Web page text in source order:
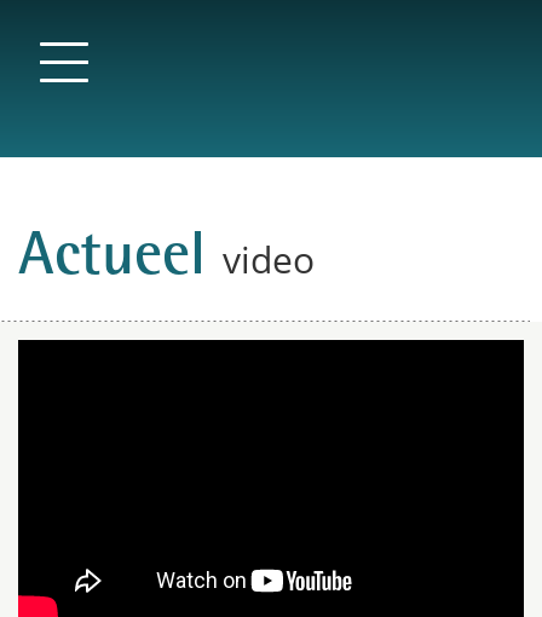
Actueel video